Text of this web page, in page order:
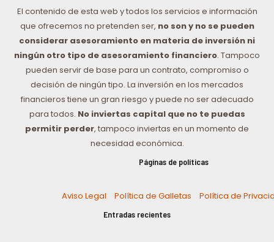
El contenido de esta web y todos los servicios e información
que ofrecemos no pretenden ser, no son y no se pueden
considerar asesoramiento en materia de inversión ni
ningún otro tipo de asesoramiento financiero. Tampoco
pueden servir de base para un contrato, compromiso o
decisión de ningún tipo. La inversión en los mercados
financieros tiene un gran riesgo y puede no ser adecuado
para todos. No inviertas capital que no te puedas
permitir perder, tampoco inviertas en un momento de
necesidad económica.
Páginas de políticas
Aviso Legal Política de Galletas Política de
Entradas recientes